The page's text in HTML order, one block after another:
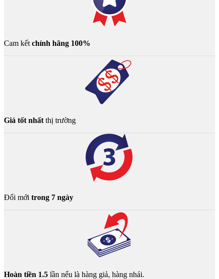
Cam kết chính hãng 100%
Giá tốt nhất thị trường
Đổi mới trong 7 ngày
Hoàn tiền 1.5 lần nếu là hàng giả, hàng nhái.